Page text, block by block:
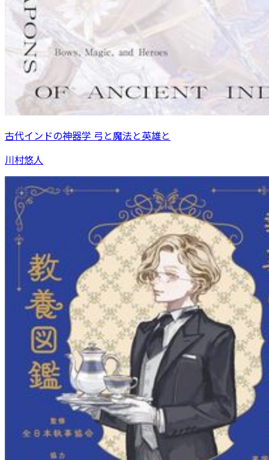
古代インドの神器学 弓と魔法と英雄と
川村悠人